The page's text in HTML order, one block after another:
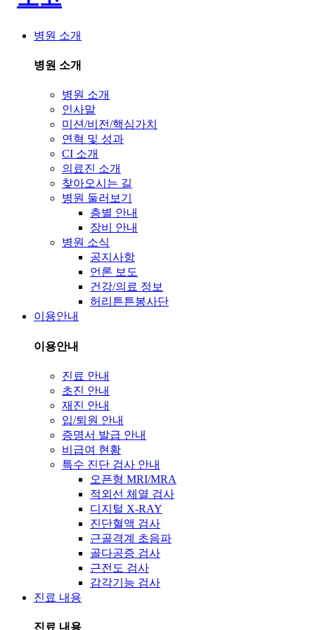
병원 소개
병원 소개
병원 소개
인사말
미션/비전/핵심가치
연혁 및 성과
CI 소개
의료진 소개
찾아오시는 길
병원 둘러보기
층별 안내
장비 안내
병원 소식
공지사항
언론 보도
건강/의료 정보
허리튼튼봉사단
이용안내
이용안내
진료 안내
초진 안내
재진 안내
입/퇴원 안내
증명서 발급 안내
비급여 현황
특수 진단 검사 안내
오픈형 MRI/MRA
적외선 체열 검사
디지털 X-RAY
진단혈액 검사
근골격계 초음파
골다공증 검사
근전도 검사
감각기능 검사
진료 내용
진료 내용